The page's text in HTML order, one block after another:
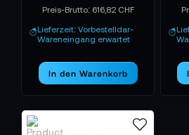
Preis-Brutto: 616,82 CHF
Lieferzeit: Vorbestelldar-
Wareneingang erwartet
In den Warenkorb